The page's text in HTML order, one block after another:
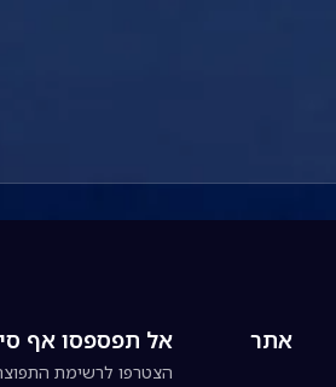
אתר אל תפספסו אף
הצטרפו לרשימת